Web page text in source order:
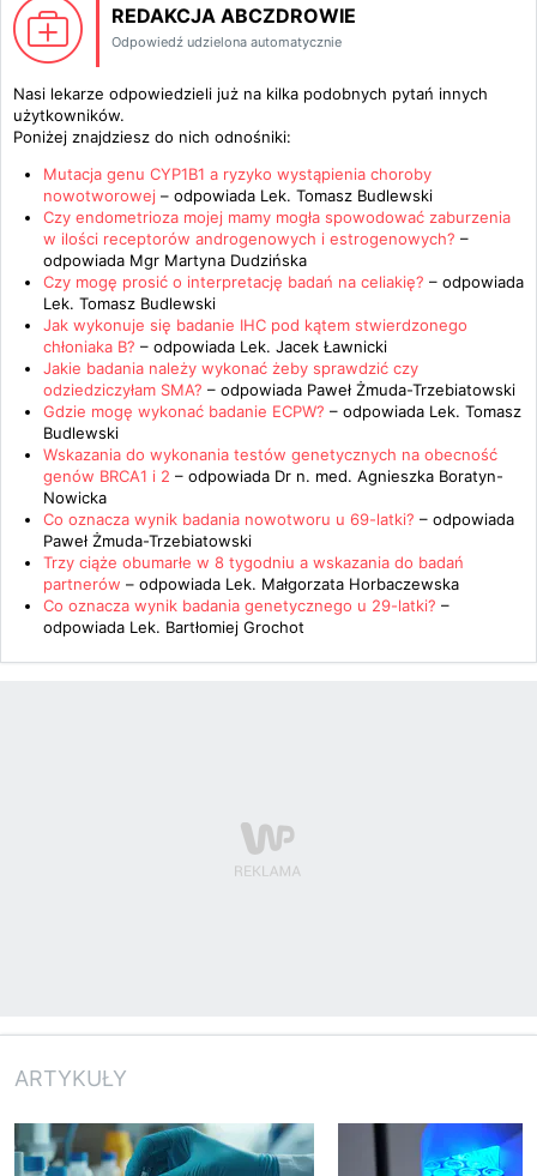
REDAKCJA ABCZDROWIE
Odpowiedź udzielona automatycznie
Nasi lekarze odpowiedzieli już na kilka podobnych pytań innych
użytkowników.
Poniżej znajdziesz do nich odnośniki:
Mutacja genu CYP1B1 a ryzyko wystąpienia choroby
nowotworowej – odpowiada Lek. Tomasz Budlewski
Czy endometrioza mojej mamy mogła spowodować zaburzenia
w ilości receptorów androgenowych i estrogenowych? –
odpowiada Mgr Martyna Dudzińska
Czy mogę prosić o interpretację badań na celiakię? – odpowiada
Lek. Tomasz Budlewski
Jak wykonuje się badanie IHC pod kątem stwierdzonego
chłoniaka B? – odpowiada Lek. Jacek Ławnicki
Jakie badania należy wykonać żeby sprawdzić czy
odziedziczyłam SMA? – odpowiada Paweł Żmuda-Trzebiatowski
Gdzie mogę wykonać badanie ECPW? – odpowiada Lek. Tomasz
Budlewski
Wskazania do wykonania testów genetycznych na obecność
genów BRCA1 i 2 – odpowiada Dr n. med. Agnieszka Boratyn-
Nowicka
Co oznacza wynik badania nowotworu u 69-latki? – odpowiada
Paweł Żmuda-Trzebiatowski
Trzy ciąże obumarłe w 8 tygodniu a wskazania do badań
partnerów – odpowiada Lek. Małgorzata Horbaczewska
Co oznacza wynik badania genetycznego u 29-latki? –
odpowiada Lek. Bartłomiej Grochot
ARTYKUŁY